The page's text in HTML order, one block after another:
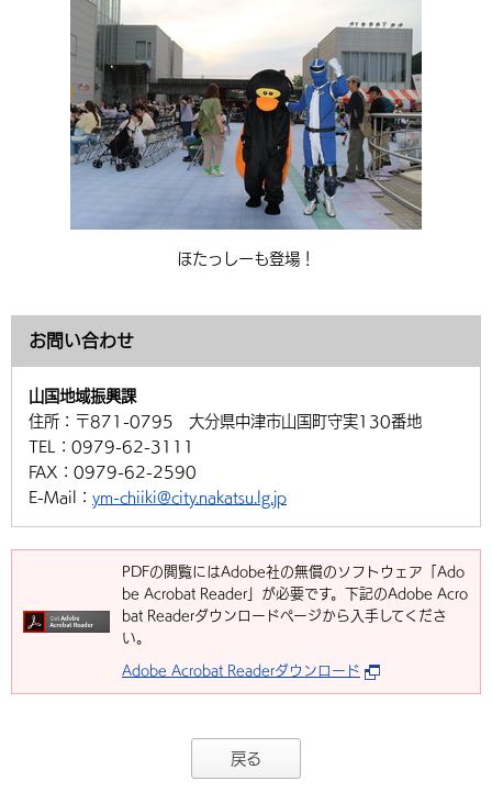
ほたっしーも登場！
お問い合わせ
山国地域振興課
住所： 〒871-0795 大分県中津市山国町守実130番地
TEL： 0979-62-3111
FAX： 0979-62-2590
E-Mail： ym-chiiki@city.nakatsu.lg.jp
PDFの閲覧にはAdobe社の無償のソフトウェア「Ado
be Acrobat Reader」が必要です。下記のAdobe Acro
bat Readerダウンロードページから入手してくださ
い。
Adobe Acrobat Readerダウンロード
戻る